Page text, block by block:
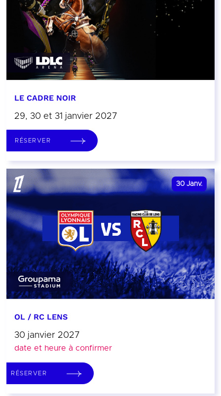
LE CADRE NOIR
29, 30 et 31 janvier 2027
RÉSERVER
30 Janv.
OL / RC LENS
30 janvier 2027
date et heure à confirmer
RÉSERVER